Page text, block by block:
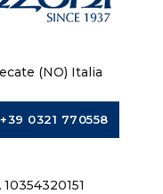
(NO) Italia
+39 0321 770558
10354320151